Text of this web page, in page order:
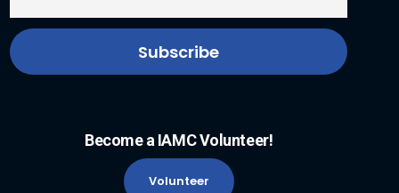
Become a IAMC Volunteer!
Volunteer